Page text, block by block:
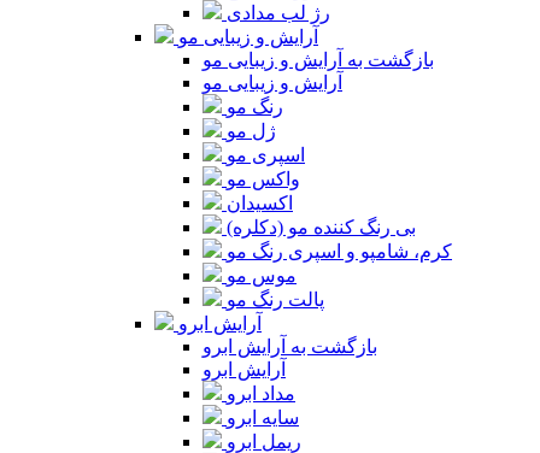
رژ لب مدادی
آرایش و زیبایی مو
بازگشت به آرایش و زیبایی مو
آرایش و زیبایی مو
رنگ مو
ژل مو
اسپری مو
واکس مو
اکسیدان
بی رنگ کننده مو (دکلره)
کرم، شامپو و اسپری رنگ مو
موس مو
پالت رنگ مو
آرایش ابرو
بازگشت به آرایش ابرو
آرایش ابرو
مداد ابرو
سایه ابرو
ریمل ابرو